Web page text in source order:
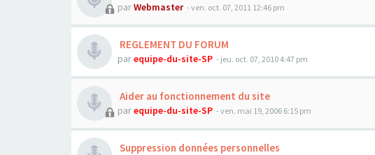
parWebmaster - ven. oct. 07, 2011 12:46 pm
REGLEMENT DU FORUM
parequipe-du-site-SP - jeu. oct. 07, 2010 4:47 pm
Aider au fonctionnement du site
parequipe-du-site-SP - ven. mai 19, 2006 6:15 pm
Suppression données personnelles